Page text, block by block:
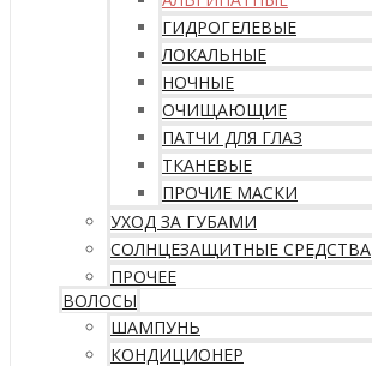
ГИДРОГЕЛЕВЫЕ
ЛОКАЛЬНЫЕ
НОЧНЫЕ
ОЧИЩАЮЩИЕ
ПАТЧИ ДЛЯ ГЛАЗ
ТКАНЕВЫЕ
ПРОЧИЕ МАСКИ
УХОД ЗА ГУБАМИ
СОЛНЦЕЗАЩИТНЫЕ СРЕДСТВА
ПРОЧЕЕ
ВОЛОСЫ
ШАМПУНЬ
КОНДИЦИОНЕР